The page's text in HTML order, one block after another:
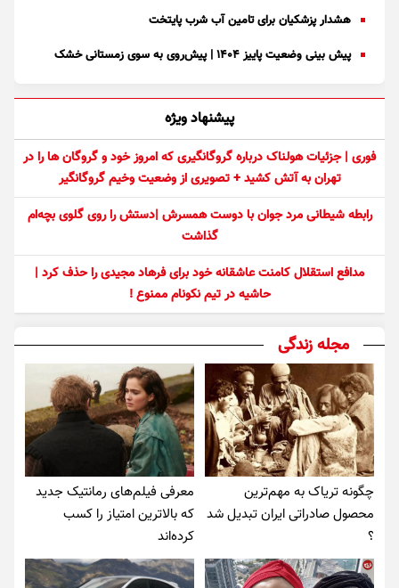
هشدار پزشکیان برای تامین آب شرب پایتخت
پیش بینی وضعیت پاییز ۱۴۰۴ | پیش‌روی به سوی زمستانی خشک
پیشنهاد ویژه
فوری | جزئیات هولناک درباره گروگانگیری که امروز خود و گروگان ها را در
تهران به آتش کشید + تصویری از وضعیت وخیم گروگانگیر
رابطه شیطانی مرد جوان با دوست همسرش |دستش را روی گلوی بچه‌ام
گذاشت
مدافع استقلال کامنت عاشقانه خود برای فرهاد مجیدی را حذف کرد |
حاشیه در تیم نکونام ممنوع !
مجله زندگی
چگونه تریاک به مهم‌ترین
محصول صادراتی ایران تبدیل شد
؟
معرفی فیلم‌های رمانتیک جدید
که بالاترین امتیاز را کسب
کرده‌اند